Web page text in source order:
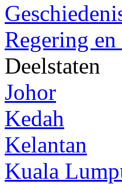
Regering
Deelstaten
Johor
Kedah
Kelantan
Kuala